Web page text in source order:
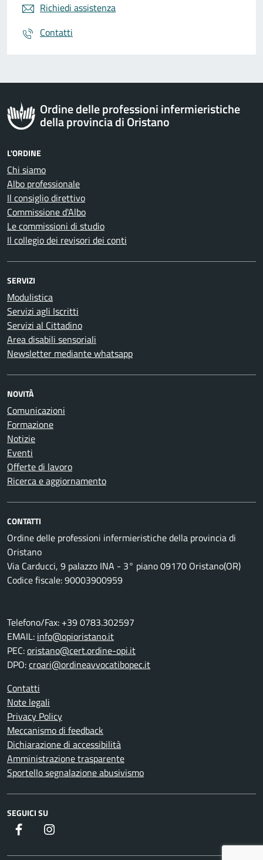
Richiedi assistenza
Contatti
Ordine delle professioni infermieristiche
della provincia di Oristano
L'ORDINE
Chi siamo
Albo professionale
Il consiglio direttivo
Commissione d'Albo
Le commissioni di studio
Il collegio dei revisori dei conti
SERVIZI
Modulistica
Servizi agli Iscritti
Servizi al Cittadino
Area disabili sensoriali
Newsletter mediante whatsapp
NOVITÀ
Comunicazioni
Formazione
Notizie
Eventi
Offerte di lavoro
Ricerca e aggiornamento
CONTATTI
Ordine delle professioni infermieristiche della provincia di
Oristano
Via Carducci, 9 palazzo INA - 3° piano 09170 Oristano(OR)
Codice fiscale: 90003900959
Telefono/Fax: +39 0783.302597
EMAIL: info@opioristano.it
PEC:oristano@cert.ordine-opi.it
DPO:croari@ordineavvocatibopec.it
Contatti
Note legali
Privacy Policy
Meccanismo di feedback
Dichiarazione di accessibilità
Amministrazione trasparente
Sportello segnalazione abusivismo
SEGUICI SU
Facebook